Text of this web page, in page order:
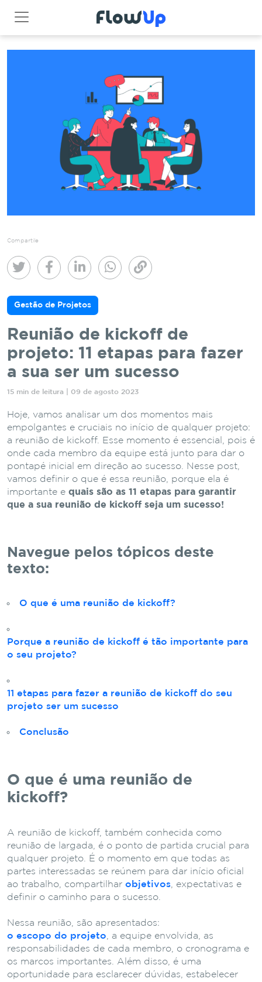
Compartile
Gestão de Projetos
Reunião de kickoff de
projeto: 11 etapas para fazer
a sua ser um sucesso
15 min de leitura | 09 de agosto 2023
Hoje, vamos analisar um dos momentos mais
empolgantes e cruciais no início de qualquer projeto:
a reunião de kickoff. Esse momento é essencial, pois é
onde cada membro da equipe está junto para dar o
pontapé inicial em direção ao sucesso. Nesse post,
vamos definir o que é essa reunião, porque ela é
importante e quais são as 11 etapas para garantir
que a sua reunião de kickoff seja um sucesso!
Navegue pelos tópicos deste
texto:
O que é uma reunião de kickoff?
Porque a reunião de kickoff é tão importante para
o seu projeto?
11 etapas para fazer a reunião de kickoff do seu
projeto ser um sucesso
Conclusão
O que é uma reunião de
kickoff?
A reunião de kickoff, também conhecida como
reunião de largada, é o ponto de partida crucial para
qualquer projeto. É o momento em que todas as
partes interessadas se reúnem para dar início oficial
ao trabalho, compartilhar objetivos , expectativas e
definir o caminho para o sucesso.
Nessa reunião, são apresentados:
o escopo do projeto , a equipe envolvida, as
responsabilidades de cada membro, o cronograma e
os marcos importantes. Além disso, é uma
oportunidade para esclarecer dúvidas, estabelecer